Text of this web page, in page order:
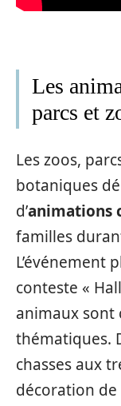
Les
parcs et
Les zoos,
botaniques
d’animations
familles
L’événement
conteste «
animaux sont
thématiques.
chasses aux
décoration